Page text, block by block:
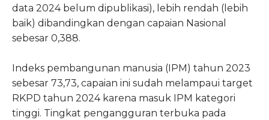
data 2024 belum dipublikasi), lebih rendah (lebih
baik) dibandingkan dengan capaian Nasional
sebesar 0,388.
Indeks pembangunan manusia (IPM) tahun 2023
sebesar 73,73, capaian ini sudah melampaui target
RKPD tahun 2024 karena masuk IPM kategori
tinggi. Tingkat pengangguran terbuka pada